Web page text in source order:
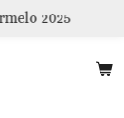
2025